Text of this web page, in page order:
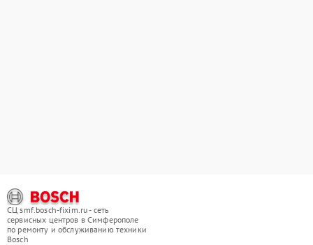
СЦ smf.bosch-fixim.ru - сеть
сервисных центров в Симферополе
по ремонту и обслуживанию техники
Bosch